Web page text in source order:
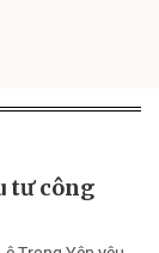
tư công